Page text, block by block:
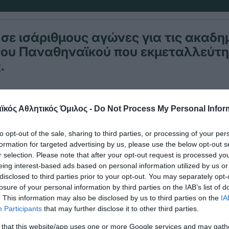
Αθλητικός Όμιλος - Do Not Process My Personal
opt-out of the sale, sharing to third parties, or processing of your
for targeted advertising by us, please use the below opt-out
selection. Please note that after your opt-out request is processed
interest-based ads based on personal information utilized by us
to third parties prior to your opt-out. You may separately
of your personal information by third parties on the IAB’s list of
This information may also be disclosed by us to third parties on the
Participants that may further disclose it to other third parties.
that this website/app uses one or more Google services and may
ισάριθμους αγώνες για τις
Παναθηναϊκού που
«πράσινα» αποτελέσματα:
ΑΕΚ 3-1 ( 25-17, 25-23, 13-25, 25-18)
Παγκράτι 3-0 (25-17, 25-19, 25-15)